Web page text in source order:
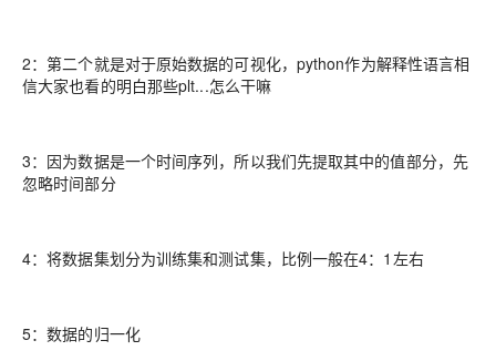
2：第二个就是对于原始数据的可视化，python作为解释性语言相
信大家也看的明白那些plt...怎么干嘛
3：因为数据是一个时间序列，所以我们先提取其中的值部分，先
忽略时间部分
4：将数据集划分为训练集和测试集，比例一般在4：1左右
5：数据的归一化